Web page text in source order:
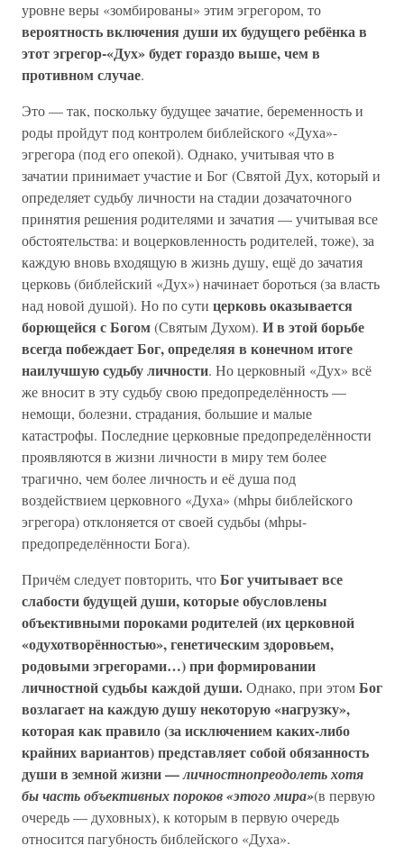
уровне веры «зомбированы» этим эгрегором, то
вероятность включения души их будущего ребёнка в
этот эгрегор-«Дух» будет гораздо выше, чем в
противном случае.
Это — так, поскольку будущее зачатие, беременность и
роды пройдут под контролем библейского «Духа»-
эгрегора (под его опекой). Однако, учитывая что в
зачатии принимает участие и Бог (Святой Дух, который и
определяет судьбу личности на стадии дозачаточного
принятия решения родителями и зачатия — учитывая все
обстоятельства: и воцерковленность родителей, тоже), за
каждую вновь входящую в жизнь душу, ещё до зачатия
церковь (библейский «Дух») начинает бороться (за власть
над новой душой). Но по сути церковь оказывается
борющейся с Богом(Святым Духом). И в этой борьбе
всегда побеждает Бог, определяя в конечном итоге
наилучшую судьбу личности. Но церковный «Дух» всё
же вносит в эту судьбу свою предопределённость —
немощи, болезни, страдания, большие и малые
катастрофы. Последние церковные предопределённости
проявляются в жизни личности в миру тем более
трагично, чем более личность и её душа под
воздействием церковного «Духа» (мhры библейского
эгрегора) отклоняется от своей судьбы (мhры-
предопределённости Бога).
Причём следует повторить, чтоБог учитывает все
слабости будущей души, которые обусловлены
объективными пороками родителей (их церковной
«одухотворённостью», генетическим здоровьем,
родовыми эгрегорами…) при формировании
личностной судьбы каждой души.Однако, при этомБог
возлагает на каждую душу некоторую «нагрузку»,
которая как правило (за исключением каких-либо
крайних вариантов) представляет собой обязанность
души в земной жизни —личностнопреодолеть хотя
бы часть объективных пороков «этого мира»(в первую
очередь — духовных), к которым в первую очередь
относится пагубность библейского «Духа».